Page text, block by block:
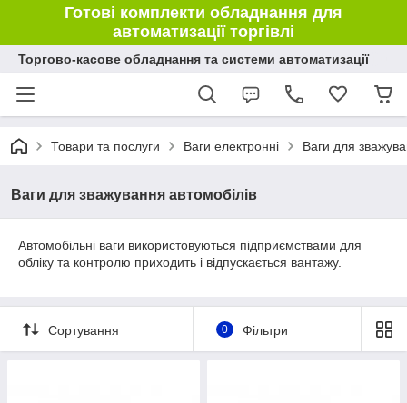
Готові комплекти обладнання для
автоматизації торгівлі
Торгово-касове обладнання та системи автоматизації
Товари та послуги Ваги електронні Ваги для
Ваги для зважування автомобілів
Автомобільні ваги використовуються підприємствами для
обліку та контролю приходить і відпускається вантажу.
Сортування 0 Фільтри